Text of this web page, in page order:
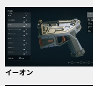
イーオン